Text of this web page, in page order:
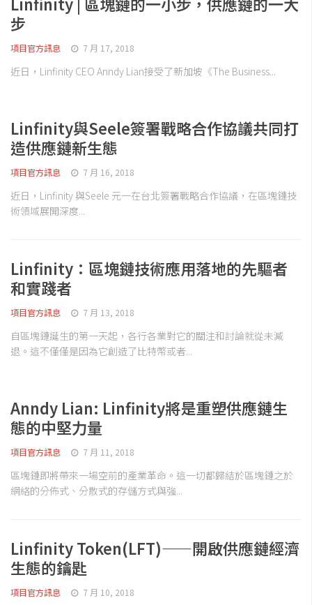
步
項目官方訊息 7 月 17, 2018
近日，Linfinity CEO Anndy Lian接受了新加坡《The Business...
Linfinity與Seele簽署戰略合作協議共同打
造供應鏈新生態
項目官方訊息 7 月 16, 2018
近日，Linfinity 與Seele 元一在台北簽署戰略合作協議，在區塊鏈技
術領域展開深度...
Linfinity：區塊鏈技術應用落地的先驅者
和實踐者
項目官方訊息 7 月 13, 2018
自區塊鏈誕生的第一天起，各行各業對它的關注和討論就從未減
退。這不僅僅是因為它創造了比特幣或者...
Anndy Lian: Linfinity將是重塑供應鏈生
態的中堅力量
項目官方訊息 7 月 11, 2018
區塊鏈即將帶來一場空前的產業革命。這一切都歸結於區塊鏈之於
網絡的分佈式、分散式的存儲方式與強...
Linfinity Token(LFT)——開啟供應鏈經濟
生態的鑰匙
項目官方訊息 7 月 10, 2018